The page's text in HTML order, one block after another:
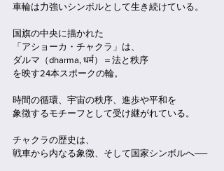
車輪は力強いシンボルとして生き続けている。
国旗の中央に描かれた
「アショーカ・チャクラ」は、
ダルマ（dharma, धर्म）＝法と秩序
を映す24本スポークの輪。
時間の循環、宇宙の秩序、進歩や平和を
象徴するモチーフとして受け継がれている。
チャクラの歴史は、
戦車から内なる象徴、そして国家シンボルへ──